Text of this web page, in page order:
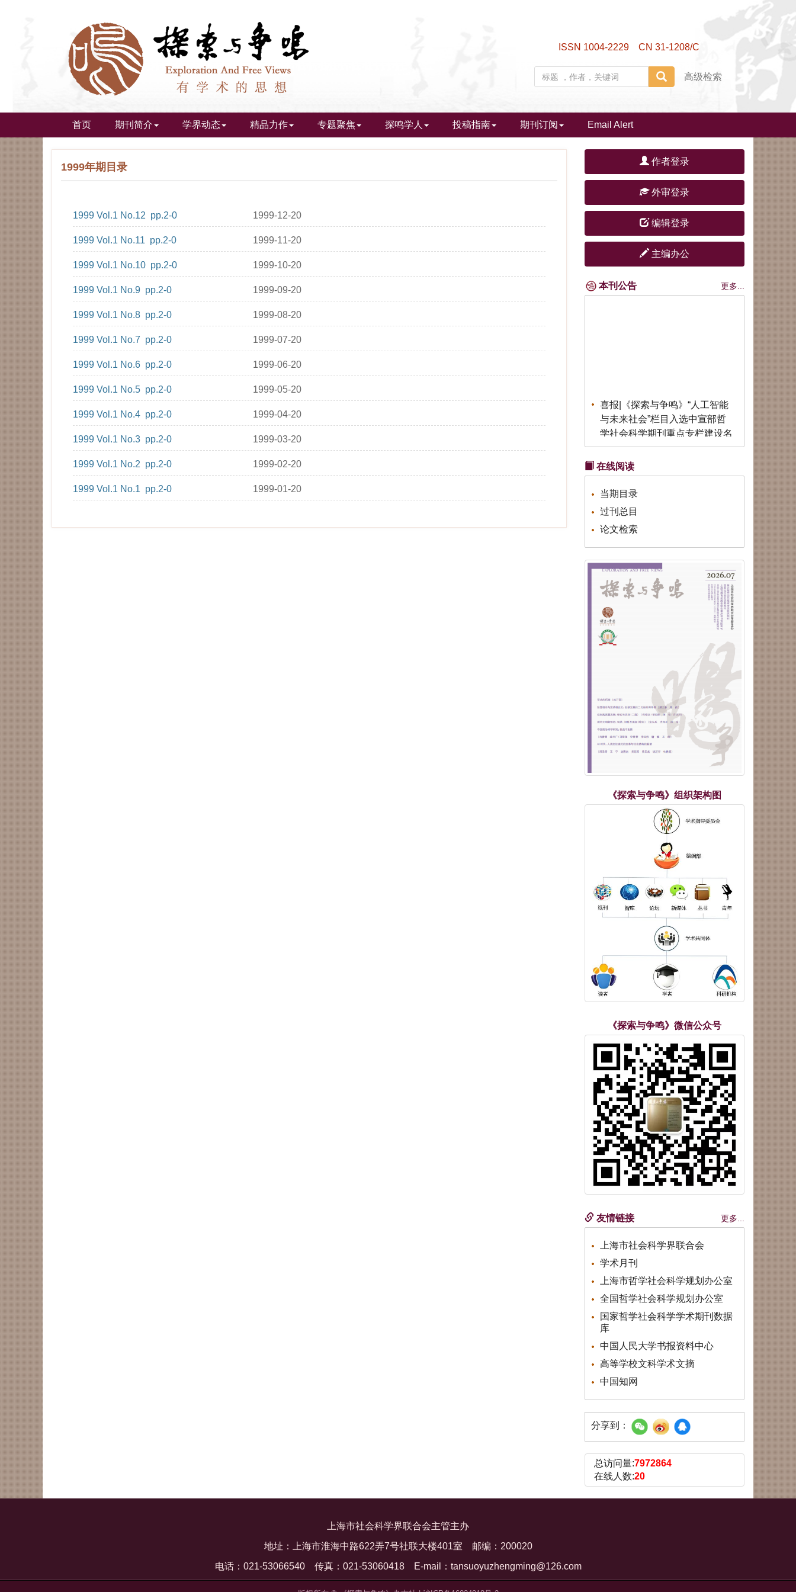
ISSN 1004-2229 CN 31-1208/C
高级检索
首页 期刊简介 学界动态 精品力作 专题聚焦 探鸣学人 投稿指南 期刊订阅 Email Alert
1999年期目录
1999 Vol.1 No.12 pp.2-0 1999-12-20
1999 Vol.1 No.11 pp.2-0 1999-11-20
1999 Vol.1 No.10 pp.2-0 1999-10-20
1999 Vol.1 No.9 pp.2-0 1999-09-20
1999 Vol.1 No.8 pp.2-0 1999-08-20
1999 Vol.1 No.7 pp.2-0 1999-07-20
1999 Vol.1 No.6 pp.2-0 1999-06-20
1999 Vol.1 No.5 pp.2-0 1999-05-20
1999 Vol.1 No.4 pp.2-0 1999-04-20
1999 Vol.1 No.3 pp.2-0 1999-03-20
1999 Vol.1 No.2 pp.2-0 1999-02-20
1999 Vol.1 No.1 pp.2-0 1999-01-20
作者登录
外审登录
编辑登录
主编办公
本刊公告 更多...
喜报|《探索与争鸣》“人工智能
与未来社会”栏目入选中宣部哲
学社会科学期刊重点专栏建设名
中国出版政府奖期刊奖
辑
公告|《探索与争鸣》第七届
（2026）全国青年理论创新征文
华东地区优秀期刊
荣誉|《探索与争鸣》2025再度
蝉联国家社科基金资助期刊“优
秀期刊”
荣誉|《探索与争鸣》入展第三十
一届北京国际图书博览会“BIBF
荣誉|《探索与争鸣》获得国家哲
学社会科学文献中心2024年度综
合性人文社会科学最受欢迎期刊
荣誉| 重磅发布！学术实力榜单
出炉！《复印报刊资料转载指数
研究报告（2024年度）》
荣誉| 关于上海市模范集体、劳
动模范和先进工作者拟表彰对象
在线阅读
当期目录
过刊总目
论文检索
《探索与争鸣》组织架构图
《探索与争鸣》微信公众号
友情链接 更多...
上海市社会科学界联合会
学术月刊
上海市哲学社会科学规划办公室
全国哲学社会科学规划办公室
国家哲学社会科学学术期刊数据
库
中国人民大学书报资料中心
高等学校文科学术文摘
中国知网
分享到：
总访问量:7972864
在线人数:20
上海市社会科学界联合会主管主办
地址：上海市淮海中路622弄7号社联大楼401室 邮编：200020
电话：021-53066540 传真：021-53060418 E-mail：tansuoyuzhengming@126.com